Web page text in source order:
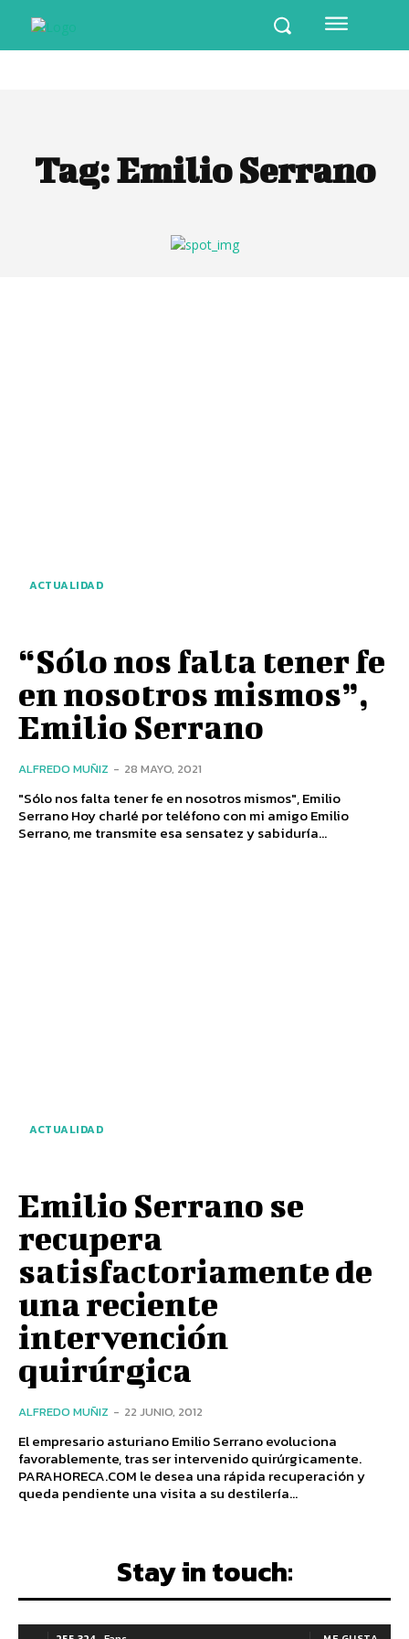
Tag:Emilio Serrano
ACTUALIDAD
“Sólo nos falta tener fe
en nosotros mismos”,
Emilio Serrano
ALFREDO MUÑIZ - 28 MAYO, 2021
"Sólo nos falta tener fe en nosotros mismos", Emilio
Serrano Hoy charlé por teléfono con mi amigo Emilio
Serrano, me transmite esa sensatez y sabiduría...
ACTUALIDAD
Emilio Serrano se
recupera
satisfactoriamente de
una reciente
intervención
quirúrgica
ALFREDO MUÑIZ - 22 JUNIO, 2012
El empresario asturiano Emilio Serrano evoluciona
favorablemente, tras ser intervenido quirúrgicamente.
PARAHORECA.COM le desea una rápida recuperación y
queda pendiente una visita a su destilería...
Stay in touch: